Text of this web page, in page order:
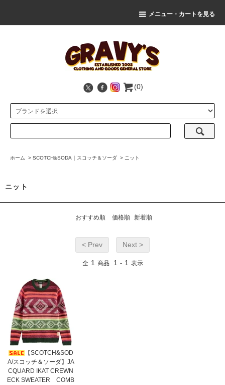
メニュー・カートを見る
(0)
ホーム > SCOTCH&SODA｜スコッチ＆ソーダ > ニット
ニット
おすすめ順 価格順 新着順
< Prev Next >
全 1 商品 1 - 1 表示
【SCOTCH&SOD
A/スコッチ＆ソーダ】JA
CQUARD IKAT CREWN
ECK SWEATER COMB